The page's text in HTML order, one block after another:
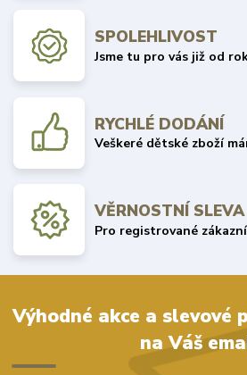
SPOLEHLIVOST
Jsme tu pro vás již od
RYCHLÉ DODÁNÍ
Veškeré dětské zboží
VĚRNOSTNÍ SLEVA
Pro registrované
Výhodné akce a slevové
na Váš